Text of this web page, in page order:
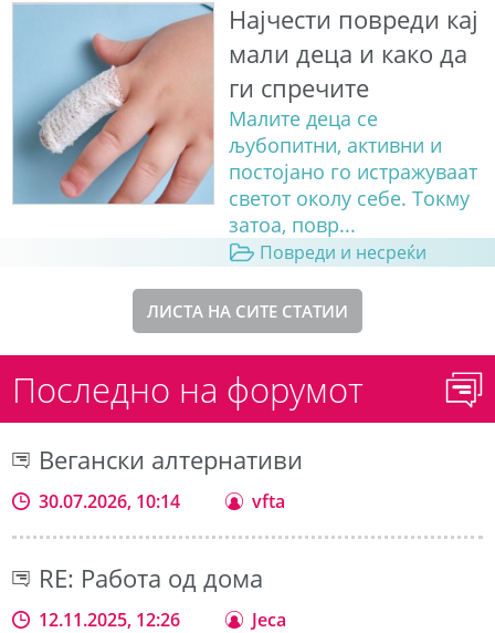
Најчести повреди кај
мали деца и како да
ги спречите
Малите деца се
љубопитни, активни и
постојано го истражуваат
светот околу себе. Токму
затоа, повр...
Повреди и несреќи
ЛИСТА НА СИТЕ СТАТИИ
Последно на форумот
Вегански алтернативи
30.07.2026, 10:14 vfta
RE: Работа од дома
12.11.2025, 12:26 Jeca